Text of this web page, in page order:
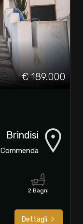
€ 189.000
Brindisi
Commenda
2 Bagni
Dettagli